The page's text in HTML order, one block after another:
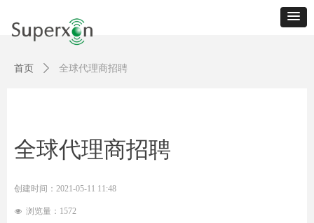
全球代理商招聘
创建时间： 2021-05-11 11:48
넶 浏览量： 1572
首页 ꄲ 全球代理商招聘